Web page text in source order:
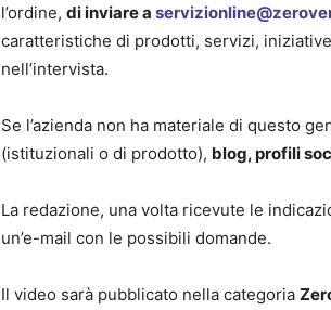
l’ordine, di inviare a
caratteristiche di prodotti, servizi,
nell’intervista.
Se l’azienda non ha materiale di questo
(istituzionali o di prodotto), blog, profili
La redazione, una volta ricevute le
un’e-mail con le possibili domande.
Il video sarà pubblicato nella categoria